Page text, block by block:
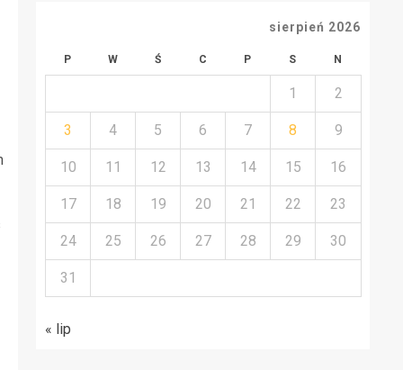
sierpień 2026
P W Ś C P S N
1 2
3 4 5 6 7 8 9
10 11 12 13 14 15 16
17 18 19 20 21 22 23
24 25 26 27 28 29 30
31
« lip